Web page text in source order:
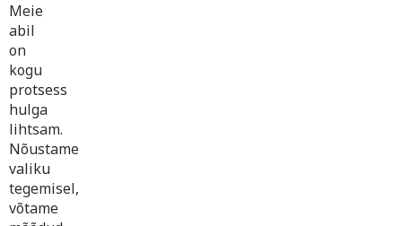
Meie
abil
on
kogu
protsess
hulga
lihtsam.
Nõustame
valiku
tegemisel,
võtame